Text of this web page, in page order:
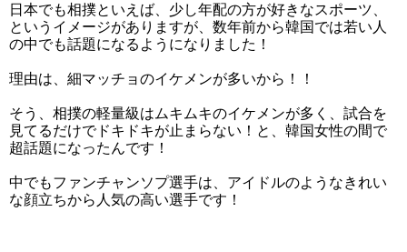
日本でも相撲といえば、少し年配の方が好きなスポーツ、
というイメージがありますが、数年前から韓国では若い人
の中でも話題になるようになりました！
理由は、細マッチョのイケメンが多いから！！
そう、相撲の軽量級はムキムキのイケメンが多く、試合を
見てるだけでドキドキが止まらない！と、韓国女性の間で
超話題になったんです！
中でもファンチャンソプ選手は、アイドルのようなきれい
な顔立ちから人気の高い選手です！